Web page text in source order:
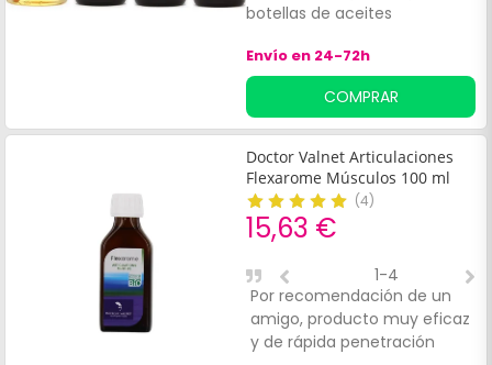
botellas de aceites
Ciprés (10ml), Limón (10ml) y
Enebro (10ml), y 1 botella de
aceite vegetal ecológico de
Macadamia (100ml).
Mezclados, estos aceites
forman una solución que se
aplica como masaje
energético y drenante.
Envío en 24-72h
COMPRAR
Doctor Valnet Articulaciones
Flexarome Músculos 100 ml
(4)
15,63 €
Por recomendación de un
amigo, producto muy eficaz
y de rápida penetración
1-4